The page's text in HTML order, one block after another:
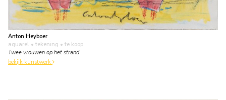
Anton Heyboer
aquarel • tekening • te koop
Twee vrouwen op het strand
bekijk kunstwerk